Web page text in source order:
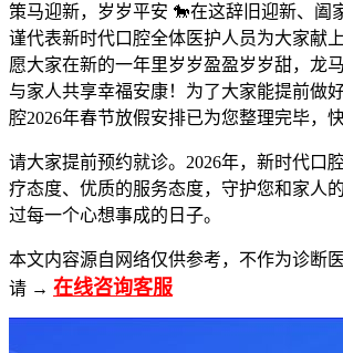
策马迎新，岁岁平安 🐎在这辞旧迎新、阖
谨代表新时代口腔全体医护人员为大家献
愿大家在新的一年里岁岁盈盈岁岁甜，龙
与家人共享幸福安康！为了大家能提前做
腔2026年春节放假安排已为您整理完毕，快
请大家提前预约就诊。2026年，新时代口
疗态度、优质的服务态度，守护您和家人
过每一个心想事成的日子。
本文内容源自网络仅供参考，不作为诊断
请 → 在线咨询客服